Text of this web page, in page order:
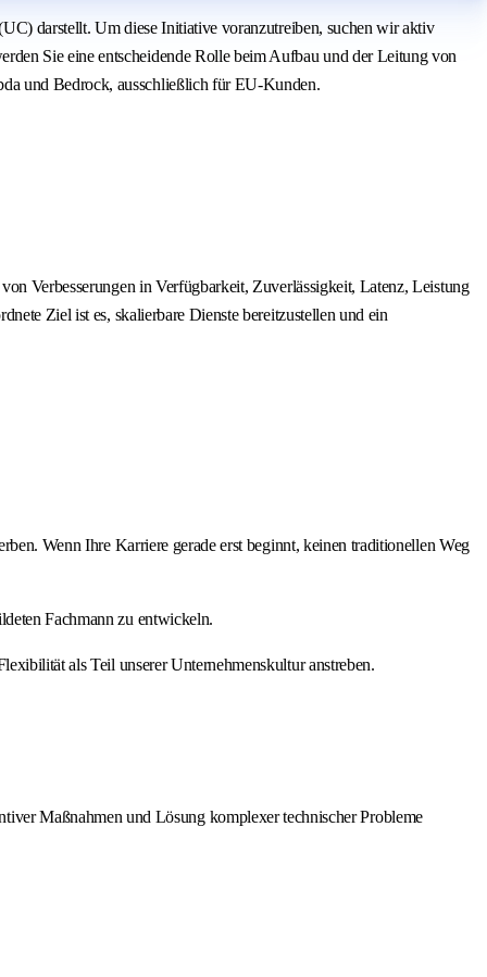
darstellt. Um diese Initiative voranzutreiben, suchen wir aktiv
Sie eine entscheidende Rolle beim Aufbau und der Leitung von
und Bedrock, ausschließlich für EU-Kunden.
Verbesserungen in Verfügbarkeit, Zuverlässigkeit, Latenz, Leistung
Ziel ist es, skalierbare Dienste bereitzustellen und ein
Wenn Ihre Karriere gerade erst beginnt, keinen traditionellen Weg
Fachmann zu entwickeln.
als Teil unserer Unternehmenskultur anstreben.
Maßnahmen und Lösung komplexer technischer Probleme